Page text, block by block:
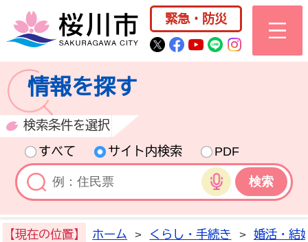
桜川市公式ホー
緊急・防災
桜川市公式Twitter
桜川市公式
桜川市公式
桜川市公式
情報を探す
検索条件を選択
すべて
サイト内検索
PDF
音声検索
【現在の位置】 ホーム > くらし・手続き > 婚活・結